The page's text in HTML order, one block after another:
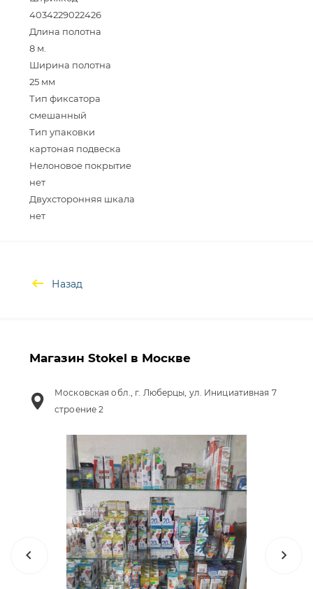
4034229022426
Длина полотна
8 м.
Ширина полотна
25 мм
Тип фиксатора
смешанный
Тип упаковки
картоная подвеска
Нелоновое покрытие
нет
Двухсторонняя шкала
Назад
Магазин Stokel в Москве
Московская обл., г. Люберцы, ул. Инициативная 7
строение 2